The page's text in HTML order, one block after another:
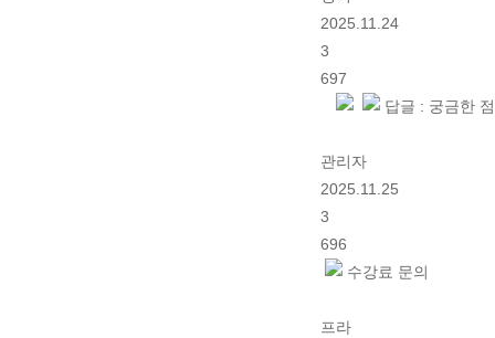
2025.11.24
3
697
답글 : 궁금한
관리자
2025.11.25
3
696
수강료 문의
프라